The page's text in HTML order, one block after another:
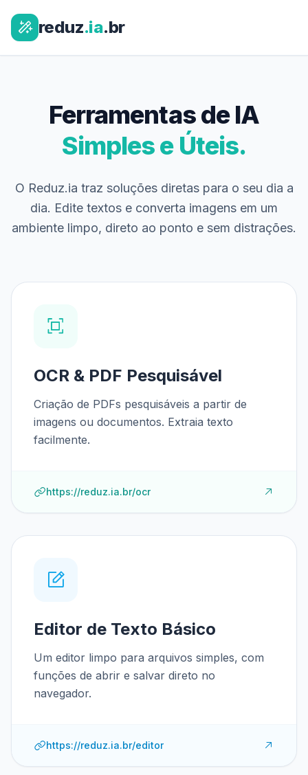
reduz.ia.br
Ferramentas de IA
Simples e Úteis.
O Reduz.ia traz soluções diretas para o seu dia a
dia. Edite textos e converta imagens em um
ambiente limpo, direto ao ponto e sem distrações.
OCR & PDF Pesquisável
Criação de PDFs pesquisáveis a partir de
imagens ou documentos. Extraia texto
facilmente.
https://reduz.ia.br/ocr
Editor de Texto Básico
Um editor limpo para arquivos simples, com
funções de abrir e salvar direto no
navegador.
https://reduz.ia.br/editor